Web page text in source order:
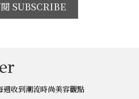
SUBSCRIBE
收到潮流時尚美容觀點